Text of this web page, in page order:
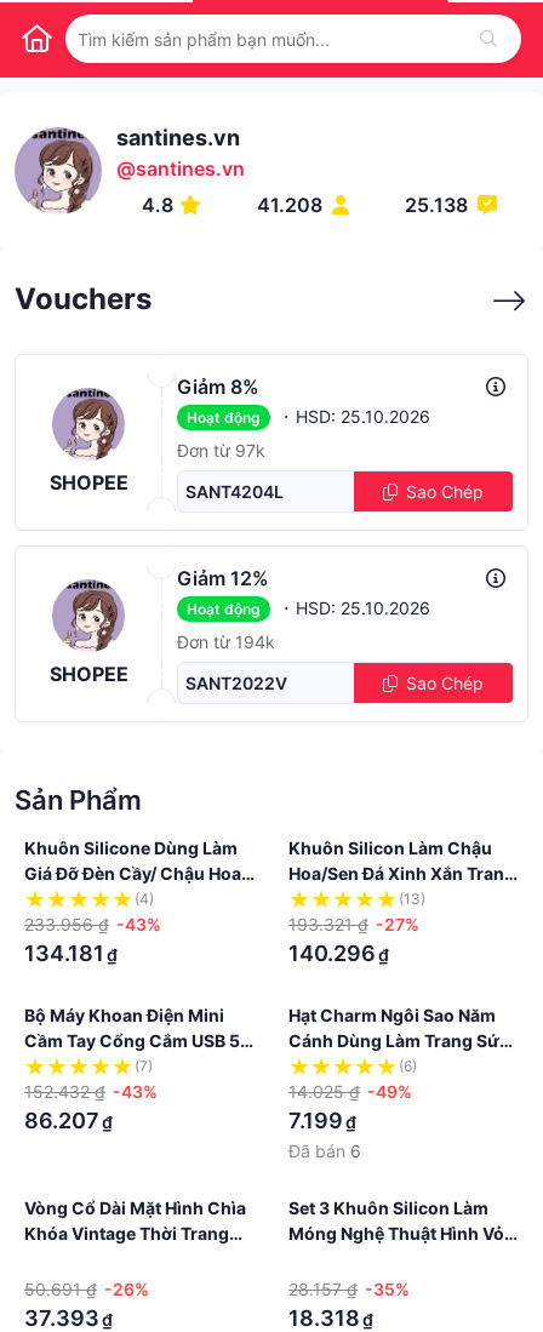
santines.vn
@santines.vn
4.8
41.208 25.138
Vouchers
SHOPEE
Giảm 8%
Hoạt động · HSD: 25.10.2026
Đơn từ 97k
SANT4204L
Sao Chép
SHOPEE
Giảm 12%
Hoạt động · HSD: 25.10.2026
Đơn từ 194k
SANT2022V
Sao Chép
Sản Phẩm
Khuôn Silicone Dùng Làm
Giá Đỡ Đèn Cầy/ Chậu Hoa
Bằng Silicone Tiện Dụng
(4)
233.956 ₫ -43%
134.181 ₫
Khuôn Silicon Làm Chậu
Hoa/sen Đá Xinh Xắn Trang
Trí Sân Vườn (13)
193.321 ₫ -27%
140.296₫
Bộ Máy Khoan Điện Mini
Cầm Tay Cổng Cắm USB 5V
Chuyên Dụng(7)
152.432 ₫ -43%
86.207₫
Hạt Charm Ngôi Sao Năm
Cánh Dùng Làm Trang Sức
Vòng Cổ / Móc Khóa Y2K
(6)
14.025 ₫ -49%
7.199₫
Đã bán 6
Vòng Cổ Dài Mặt Hình Chìa
Khóa Vintage Thời Trang
50.691 ₫ -26%
37.393₫
Set 3 Khuôn Silicon Làm
Móng Nghệ Thuật Hình Vỏ
28.157 ₫ -35%
18.318₫